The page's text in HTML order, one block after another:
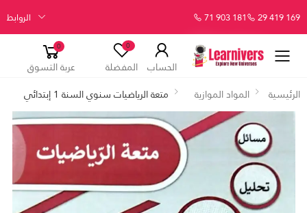
29 419 169
71 903 181 الروابط
الحساب
0
المفضلة
0
عربة التسوق
الرئيسية
المواد الموازية متعة الرياضيات سنوي السنة 1 إبتدائي